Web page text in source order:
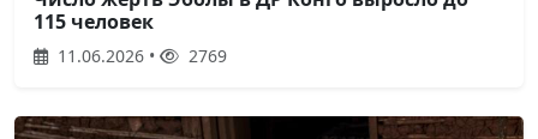
115 человек
11.06.2026 • 2769